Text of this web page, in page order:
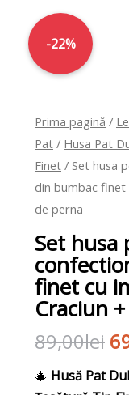
-22%
Prima pagină /
Pat / Husa Pat
Finet / Set husa
din bumbac
de perna
Set
finet cu
Craciun
89,00lei
🎄 Husă Pat